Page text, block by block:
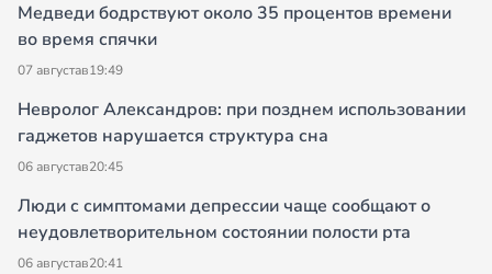
Медведи бодрствуют около 35 процентов времени
во время спячки
07 августав19:49
Невролог Александров: при позднем использовании
гаджетов нарушается структура сна
06 августав20:45
Люди с симптомами депрессии чаще сообщают о
неудовлетворительном состоянии полости рта
06 августав20:41